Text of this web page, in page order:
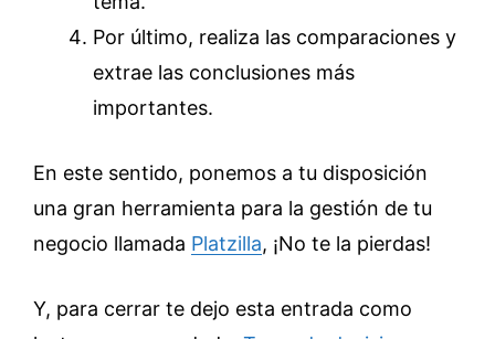
Por último, realiza las comparaciones y
extrae las conclusiones más
importantes.
En este sentido, ponemos a tu disposición
una gran herramienta para la gestión de tu
negocio llamada Platzilla, ¡No te la pierdas!
Y, para cerrar te dejo esta entrada como